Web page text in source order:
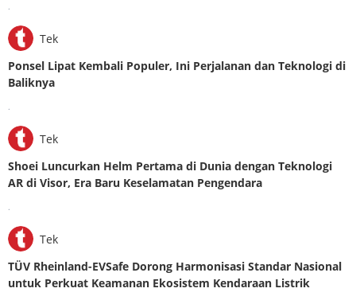
.
Tek
Ponsel Lipat Kembali Populer, Ini Perjalanan dan Teknologi di
Baliknya
.
Tek
Shoei Luncurkan Helm Pertama di Dunia dengan Teknologi
AR di Visor, Era Baru Keselamatan Pengendara
.
Tek
TÜV Rheinland-EVSafe Dorong Harmonisasi Standar Nasional
untuk Perkuat Keamanan Ekosistem Kendaraan Listrik